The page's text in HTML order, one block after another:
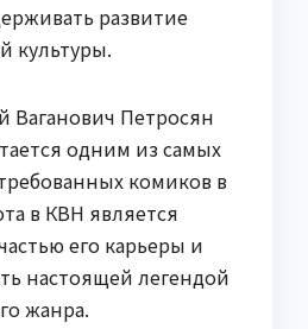
развитие
культуры.
Ваганович Петросян
одним из самых
комиков в
в КВН является
его карьеры и
настоящей легендой
жанра.